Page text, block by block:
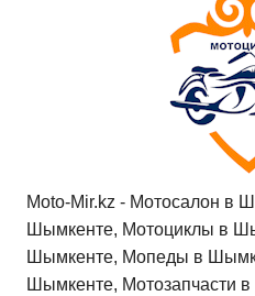
Moto-Mir.kz - Мотосалон в
Шымкенте, Мотоциклы в
Шымкенте, Мопеды в
Шымкенте, Мотозапчасти